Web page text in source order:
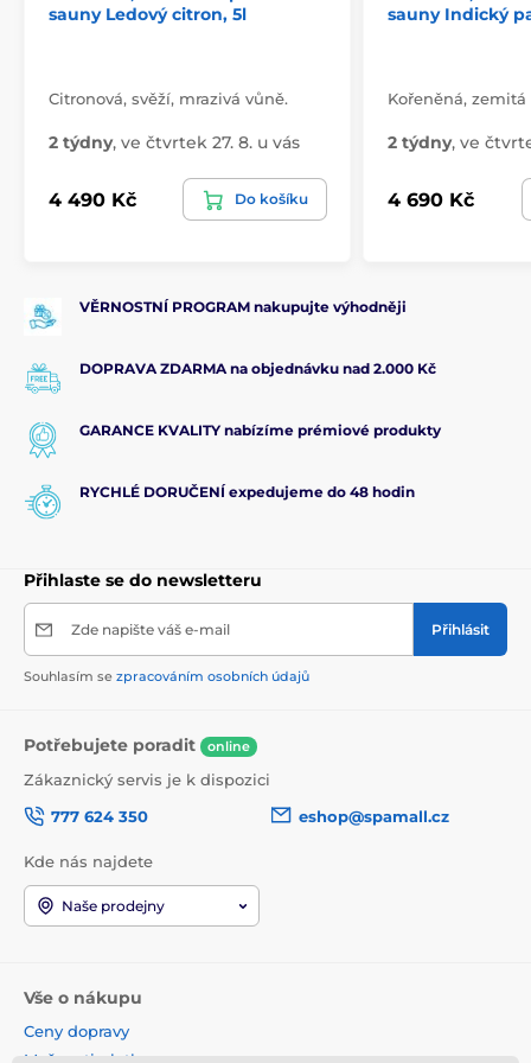
esence týdně u kabiny do 20 m
při plném provozu.
nabídce:
Heřmánek / Jalovec / Francouzská meduňka /
Rozmarýn / Rakytník / Toskánské byliny
sauny Ledový citron, 5l
Citronová, svěží, mrazivá vůně.
2 týdny, ve čtvrtek 27. 8. u vás
4 490 Kč Do košíku
sauny Indický
Kořeněná,
2 týdny, ve
4 690 Kč
VĚRNOSTNÍ PROGRAM nakupujte výhodněji
DOPRAVA ZDARMA na objednávku nad 2.000 Kč
GARANCE KVALITY nabízíme prémiové produkty
RYCHLÉ DORUČENÍ expedujeme do 48 hodin
Přihlaste se do newsletteru
Zde napište váš e-mail Přihlásit
Souhlasím se zpracováním osobních údajů
Potřebujete poradit online
Zákaznický servis je k dispozici
777 624 350
eshop@spamall.cz
Kde nás najdete
Naše prodejny
Vše o nákupu
Ceny dopravy